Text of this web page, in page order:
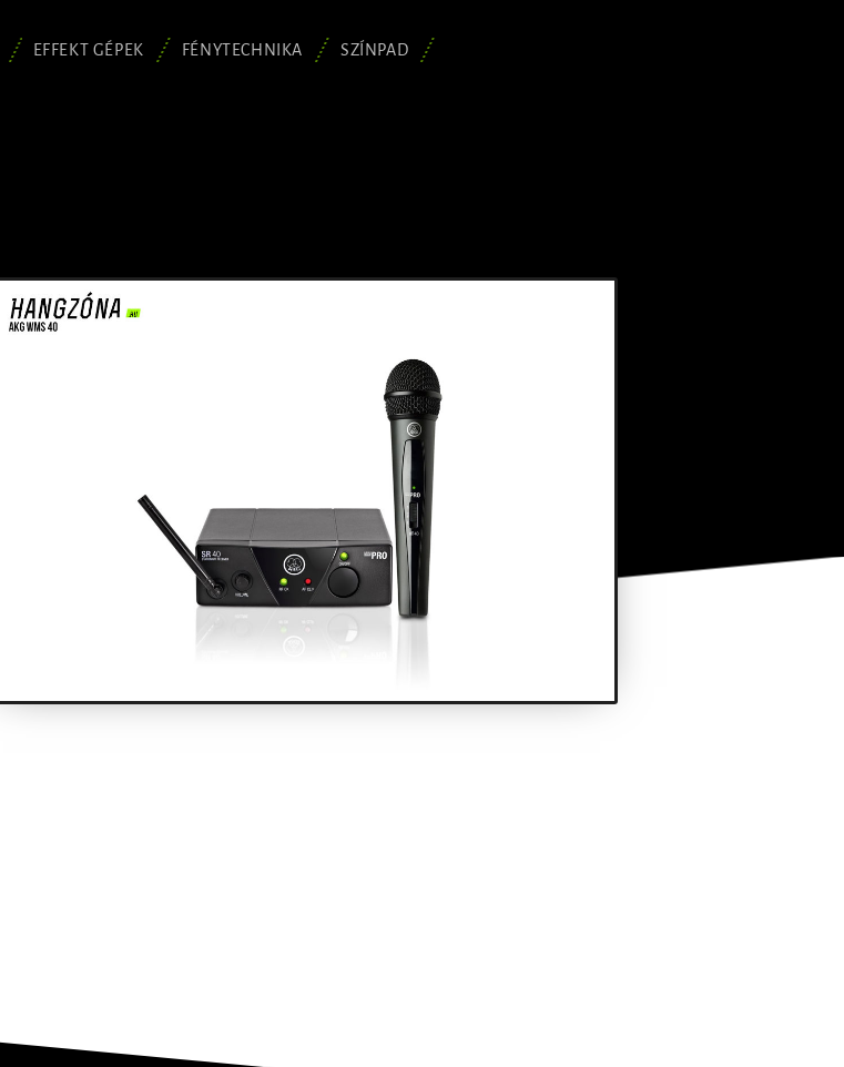
EFFEKT GÉPEK FÉNYTECHNIKA SZÍNPAD